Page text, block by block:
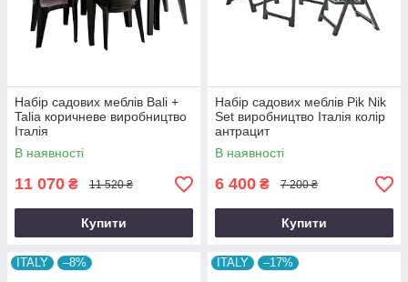
Набір садових меблів Bali +
Talia коричневе виробництво
Італія
В наявності
11 070 ₴ 11 520 ₴
Купити
Набір садових меблів Pik Nik
Set виробництво Італія колір
антрацит
В наявності
6 400 ₴ 7 200 ₴
Купити
ITALY –8% ITALY –17%